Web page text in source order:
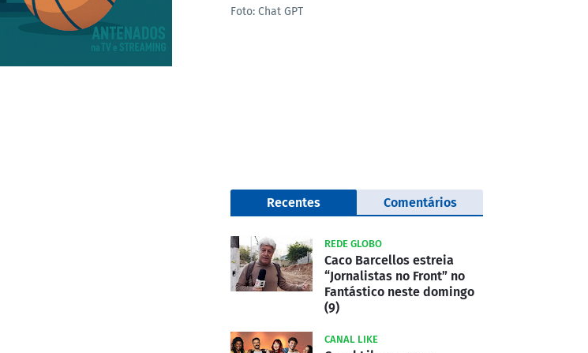
Foto: Chat GPT
Recentes Comentários
REDE GLOBO
Caco Barcellos estreia
“Jornalistas no Front” no
Fantástico neste domingo
(9)
CANAL LIKE